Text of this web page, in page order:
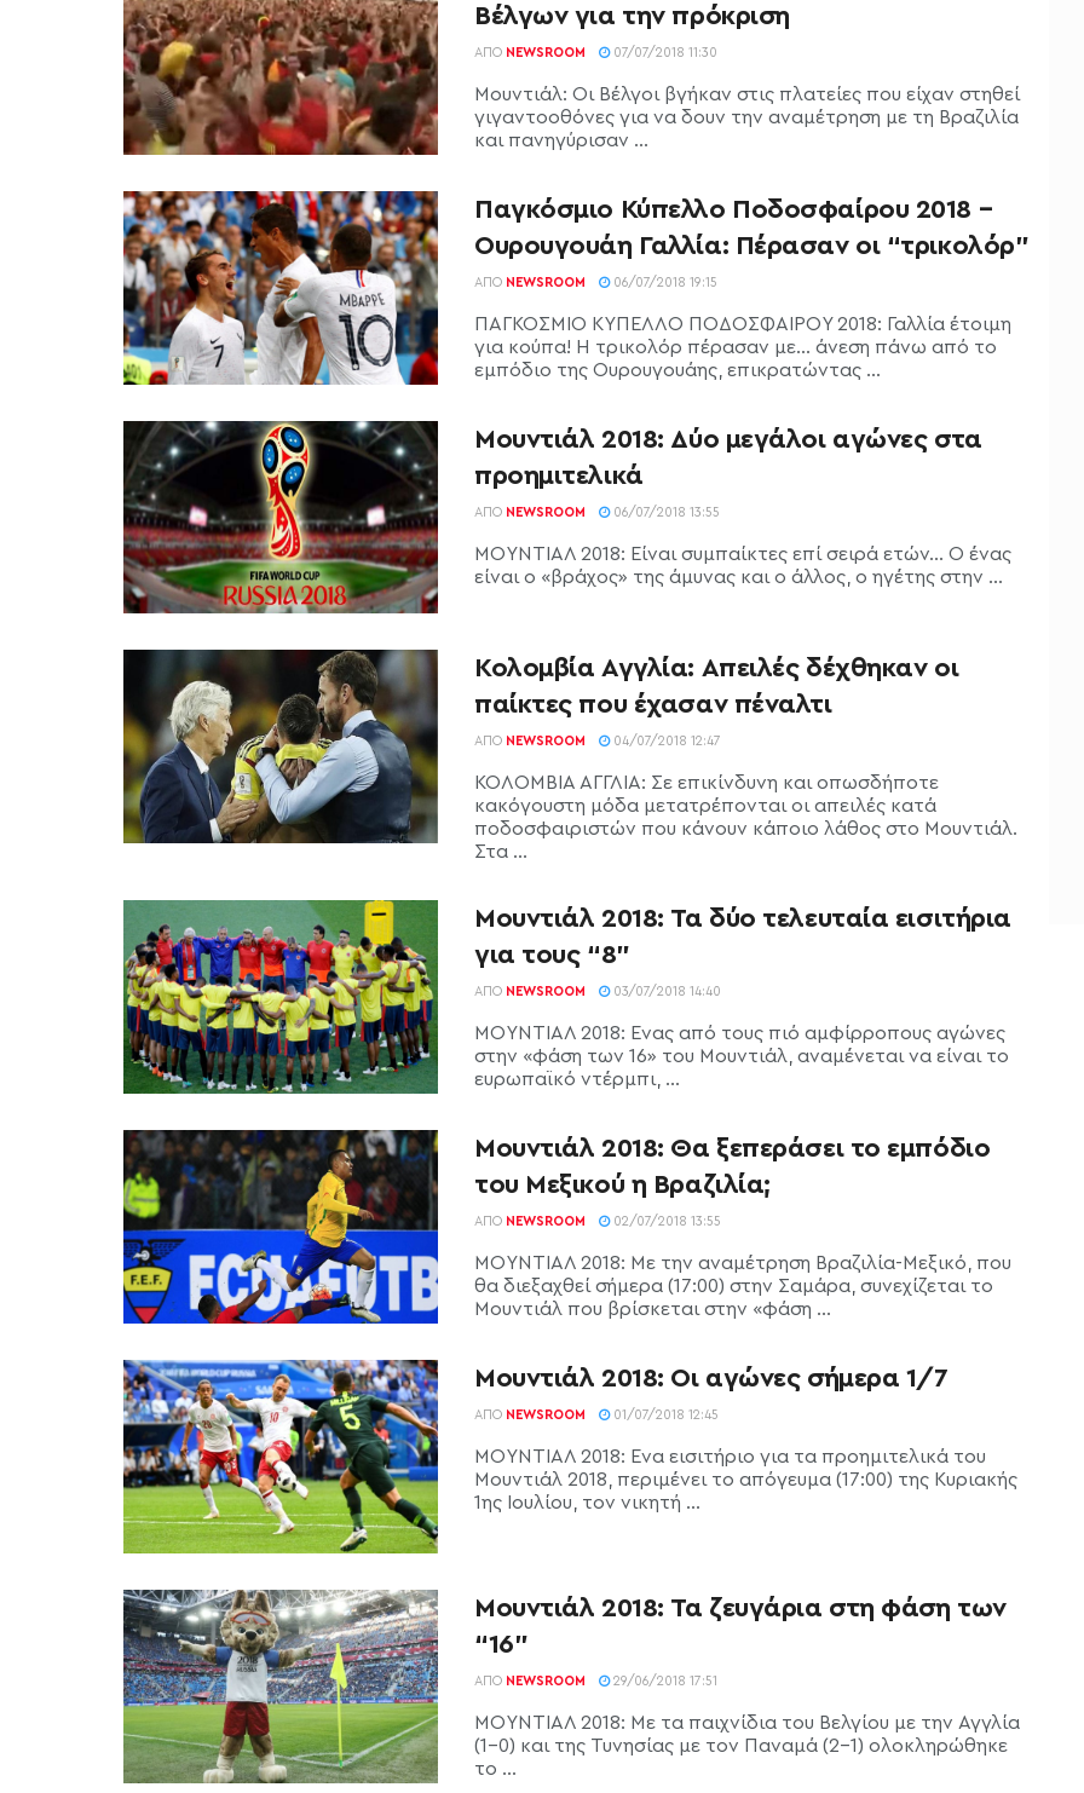
Βέλγων για την πρόκριση
ΑΠΌ NEWSROOM 07/07/2018 11:30
Μουντιάλ: Οι Βέλγοι βγήκαν στις πλατείες που είχαν στηθεί
γιγαντοοθόνες για να δουν την αναμέτρηση με τη Βραζιλία
και πανηγύρισαν ...
Παγκόσμιο Κύπελλο Ποδοσφαίρου 2018 –
Ουρουγουάη Γαλλία: Πέρασαν οι “τρικολόρ”
ΑΠΌ NEWSROOM 06/07/2018 19:15
ΠΑΓΚΟΣΜΙΟ ΚΥΠΕΛΛΟ ΠΟΔΟΣΦΑΙΡΟΥ 2018: Γαλλία έτοιμη
για κούπα! Η τρικολόρ πέρασαν με… άνεση πάνω από το
εμπόδιο της Ουρουγουάης, επικρατώντας ...
Μουντιάλ 2018: Δύο μεγάλοι αγώνες στα
προημιτελικά
ΑΠΌ NEWSROOM 06/07/2018 13:55
ΜΟΥΝΤΙΑΛ 2018: Είναι συμπαίκτες επί σειρά ετών... Ο ένας
είναι ο «βράχος» της άμυνας και ο άλλος, ο ηγέτης στην ...
Κολομβία Αγγλία: Απειλές δέχθηκαν οι
παίκτες που έχασαν πέναλτι
ΑΠΌ NEWSROOM 04/07/2018 12:47
ΚΟΛΟΜΒΙΑ ΑΓΓΛΙΑ: Σε επικίνδυνη και οπωσδήποτε
κακόγουστη μόδα μετατρέπονται οι απειλές κατά
ποδοσφαιριστών που κάνουν κάποιο λάθος στο Μουντιάλ.
Στα ...
Μουντιάλ 2018: Τα δύο τελευταία εισιτήρια
για τους “8”
ΑΠΌ NEWSROOM 03/07/2018 14:40
ΜΟΥΝΤΙΑΛ 2018: Ενας από τους πιό αμφίρροπους αγώνες
στην «φάση των 16» του Μουντιάλ, αναμένεται να είναι το
ευρωπαϊκό ντέρμπι, ...
Μουντιάλ 2018: Θα ξεπεράσει το εμπόδιο
του Μεξικού η Βραζιλία;
ΑΠΌ NEWSROOM 02/07/2018 13:55
ΜΟΥΝΤΙΑΛ 2018: Με την αναμέτρηση Βραζιλία-Μεξικό, που
θα διεξαχθεί σήμερα (17:00) στην Σαμάρα, συνεχίζεται το
Μουντιάλ που βρίσκεται στην «φάση ...
Μουντιάλ 2018: Οι αγώνες σήμερα 1/7
ΑΠΌ NEWSROOM 01/07/2018 12:45
ΜΟΥΝΤΙΑΛ 2018: Ενα εισιτήριο για τα προημιτελικά του
Μουντιάλ 2018, περιμένει το απόγευμα (17:00) της Κυριακής
1ης Ιουλίου, τον νικητή ...
Μουντιάλ 2018: Τα ζευγάρια στη φάση των
“16”
ΑΠΌ NEWSROOM 29/06/2018 17:51
ΜΟΥΝΤΙΑΛ 2018: Με τα παιχνίδια του Βελγίου με την Αγγλία
(1-0) και της Τυνησίας με τον Παναμά (2-1) ολοκληρώθηκε
το ...